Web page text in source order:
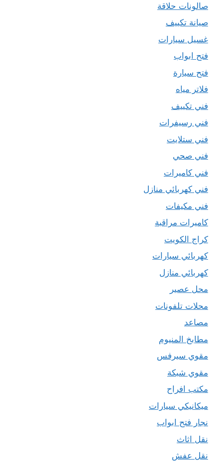
صالونات حلاقة
صيانة تكييف
غسيل سيارات
فتح ابواب
فتح سيارة
فلاتر مياه
فني تكييف
فني رسيفرات
فني ستلايت
فني صحي
فني كاميرات
فني كهربائي منازل
فني مكيفات
كاميرات مراقبة
كراج الكويت
كهربائي سيارات
كهربائي منازل
محل عصير
محلات تلفونات
مصاعد
مطابخ المنيوم
مقوي سيرفس
مقوي شبكة
مكتب افراح
ميكانيكي سيارات
نجار فتح ابواب
نقل اثاث
نقل عفش